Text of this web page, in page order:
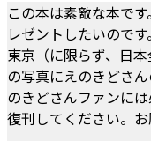
この本は素敵な本で
レゼントしたいので
東京（に限らず、日
の写真にえのきどさ
のきどさんファンに
復刊してください。お